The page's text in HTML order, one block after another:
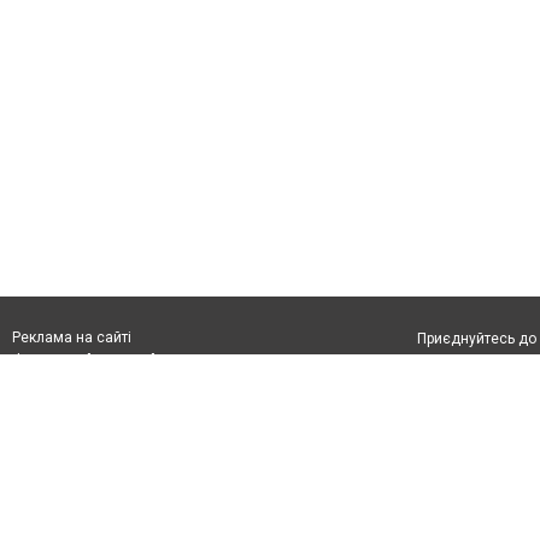
Реклама на сайті
Франшиза "CitySites"
Приєднуйтесь до